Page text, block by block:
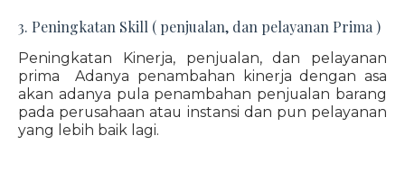
3. Peningkatan Skill ( penjualan, dan pelayanan Prima )
Peningkatan Kinerja, penjualan, dan pelayanan
prima Adanya penambahan kinerja dengan asa
akan adanya pula penambahan penjualan barang
pada perusahaan atau instansi dan pun pelayanan
yang lebih baik lagi.